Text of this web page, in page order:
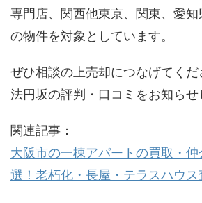
専門店、関西他東京、関東、愛
の物件を対象としています。
ぜひ相談の上売却につなげてくだ
法円坂の評判・口コミをお知らせ
関連記事：
大阪市の一棟アパートの買取・
選！老朽化・長屋・テラスハウス